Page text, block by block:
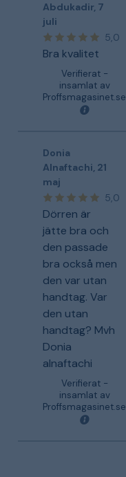
Abdukadir, 7
juli
5,0
Bra kvalitet
Verifierat -
insamlat av
Proffsmagasinet.se
Donia
Alnaftachi, 21
maj
5,0
Dörren är
jätte bra och
den passade
bra också men
den var utan
handtag. Var
den utan
handtag? Mvh
Donia
alnaftachi
Verifierat -
insamlat av
Proffsmagasinet.se